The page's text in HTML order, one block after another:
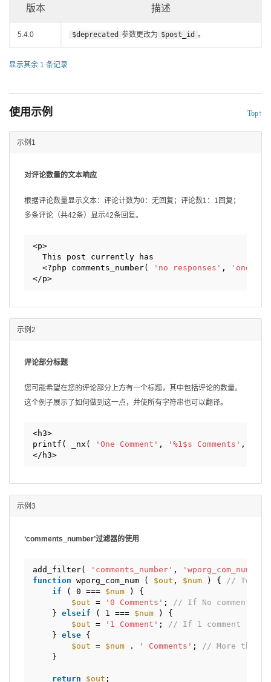
版本 描述
5.4.0 $deprecated 参数更改为 $post_id 。
显示其余 1 条记录
使用示例 Top↑
示例1
对评论数量的文本响应
根据评论数量显示文本：评论计数为0：无回复；评论数1：1回复；
多条评论（共42条）显示42条回复。
<p>
This post currently has
<?php comments_number(
'no responses' ,
'one
</p>
示例2
评论部分标题
您可能希望在您的评论部分上方有一个标题，其中包括评论的数量。
这个例子展示了如何做到这一点，并使所有字符串也可以翻译。
<h3>
printf( _nx(
'One Comment' , '%1$s Comments' ,
</h3>
示例3
‘comments_number’过滤器的使用
add_filter( 'comments_number' , 'wporg_com_num'
function wporg_com_num ( $out , $num ) {
// Two
if
( 0 === $num
) {
$out = '0 Comments' ;
// If No comments
} elseif ( 1 === $num
) {
$out = '1 Comment' ;
// If 1 comment
} else {
$out = $num . ' Comments' ;
// More than 1
}
return $out ;